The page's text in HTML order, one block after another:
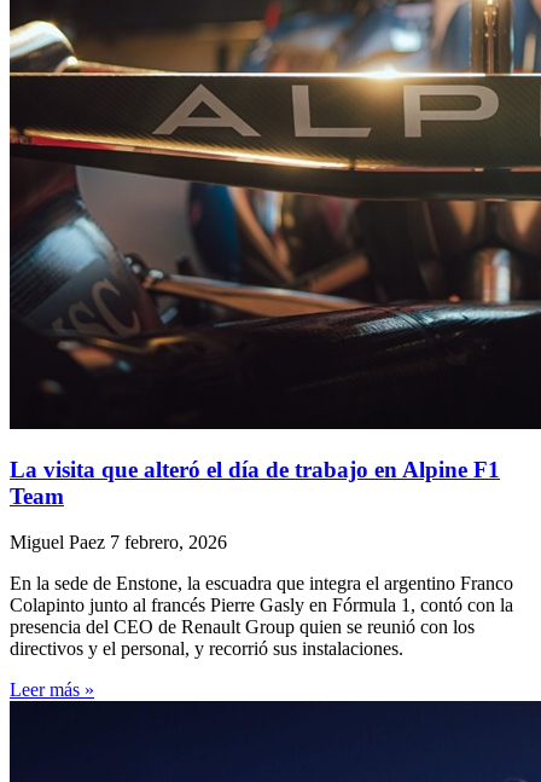
La visita que alteró el día de trabajo en Alpine F1
Team
Miguel Paez 7 febrero, 2026
En la sede de Enstone, la escuadra que integra el argentino Franco
Colapinto junto al francés Pierre Gasly en Fórmula 1, contó con la
presencia del CEO de Renault Group quien se reunió con los
directivos y el personal, y recorrió sus instalaciones.
Leer más »